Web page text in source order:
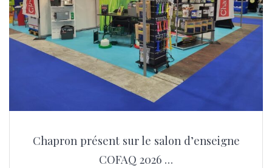
Chapron présent sur le salon d’enseigne
COFAQ 2026 …